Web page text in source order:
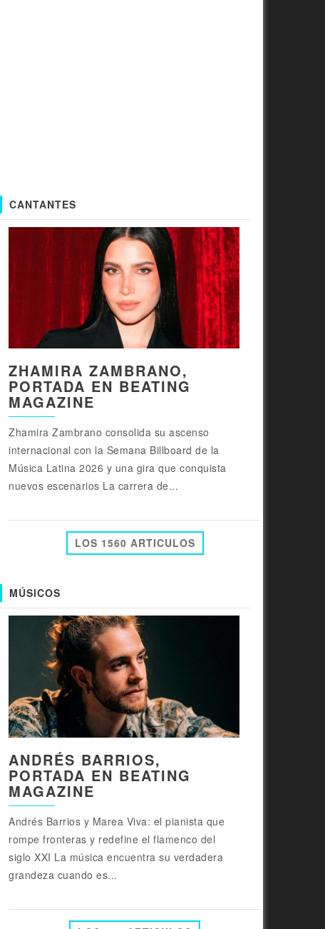
CANTANTES
ZHAMIRA ZAMBRANO,
PORTADA EN BEATING
MAGAZINE
Zhamira Zambrano consolida su ascenso
internacional con la Semana Billboard de la
Música Latina 2026 y una gira que conquista
nuevos escenarios La carrera de...
LOS 1560 ARTICULOS
MÚSICOS
ANDRÉS BARRIOS,
PORTADA EN BEATING
MAGAZINE
Andrés Barrios y Marea Viva: el pianista que
rompe fronteras y redefine el flamenco del
siglo XXI La música encuentra su verdadera
grandeza cuando es...